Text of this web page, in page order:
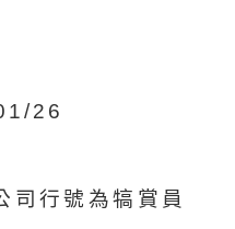
26
司行號為犒賞員